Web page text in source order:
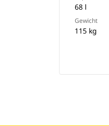
68 l
Gewicht
115 kg